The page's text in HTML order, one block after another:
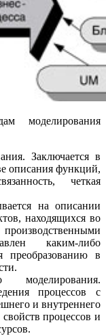
моделирования
Заключается в
описания функций,
четкая
на описании
находящихся во
каким-либо
преобразованию в
моделирования.
процессов с
и внутреннего
процессов и